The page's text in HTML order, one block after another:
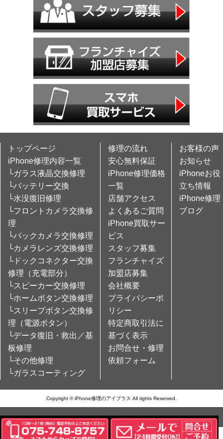
トップページ
iPhone修理内容一覧
└ガラス液晶交換修理
└バッテリー交換
└水没復旧修理
└フロントカメラ交換修
理
└バックカメラ交換修理
└カメラレンズ交換修理
└ドックコネクター交換
修理（充電部分）
└スピーカー交換修理
└ホームボタン交換修理
└スリープボタン交換修
理（電源ボタン）
└データ復旧・救出／基
板修理
└その他修理
└ガラスコーティング
修理の流れ
安心無料保証
iPhone修理価格
一覧
店舗アクセス
よくあるご質問
iPhone買取サー
ビス
スタッフ募集
フランチャイズ
加盟店募集
会社概要
プライバシーポ
リシー
特定商取引法に
基づく表示
お問合せ・修理
依頼フォーム
お客様の声
お知らせ
iPhoneお役
立ち情報
iPhone修理
ブログ
Copyright © iPhone修理のアイプラス All rights Reserved.